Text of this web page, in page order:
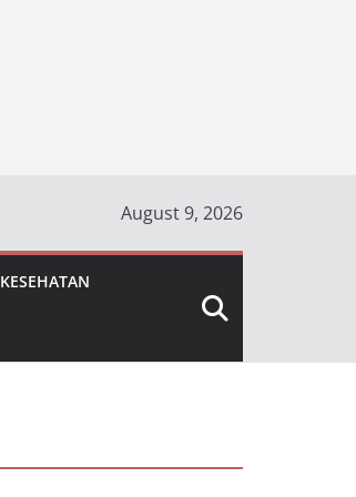
August 9, 2026
KESEHATAN